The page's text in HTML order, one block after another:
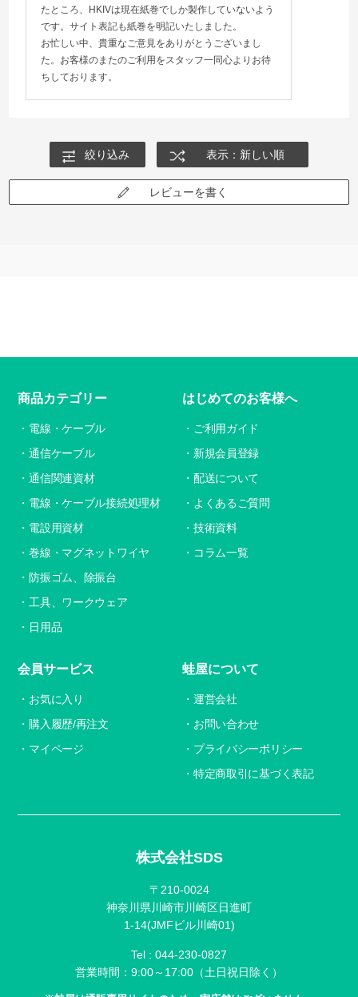
たところ、HKIVは現在紙巻でしか製作していないよう
です。サイト表記も紙巻を明記いたしました。
お忙しい中、貴重なご意見をありがとうございまし
た。お客様のまたのご利用をスタッフ一同心よりお待
ちしております。
絞り込み 表示：新しい順
レビューを書く
株式会社SDS
〒210-0024
神奈川県川崎市川崎区日進町
1-14(JMFビル川崎01)
Tel : 044-230-0827
営業時間：9:00～17:00（土日祝日除く）
商品カテゴリー
電線・ケーブル
通信ケーブル
通信関連資材
電線・ケーブル接続処理材
電設用資材
巻線・マグネットワイヤ
防振ゴム、除振台
工具、ワークウェア
日用品
はじめてのお客様へ
ご利用ガイド
新規会員登録
配送について
よくあるご質問
技術資料
コラム一覧
会員サービス
お気に入り
購入履歴/再注文
マイページ
蛙屋について
運営会社
お問い合わせ
プライバシーポリシー
特定商取引に基づく表記